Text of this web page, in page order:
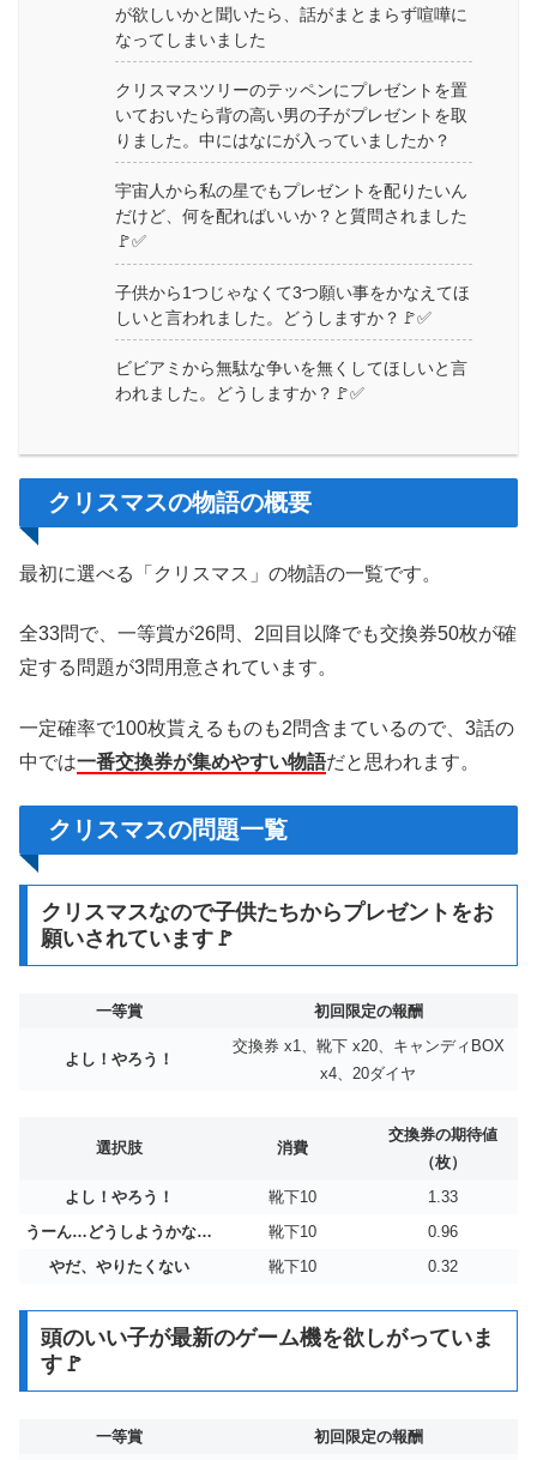
が欲しいかと聞いたら、話がまとまらず喧嘩に
なってしまいました
クリスマスツリーのテッペンにプレゼントを置
いておいたら背の高い男の子がプレゼントを取
りました。中にはなにが入っていましたか？
宇宙人から私の星でもプレゼントを配りたいん
だけど、何を配ればいいか？と質問されました
🚩✅
子供から1つじゃなくて3つ願い事をかなえてほ
しいと言われました。どうしますか？🚩✅
ビビアミから無駄な争いを無くしてほしいと言
われました。どうしますか？🚩✅
クリスマスの物語の概要
最初に選べる「クリスマス」の物語の一覧です。
全33問で、一等賞が26問、2回目以降でも交換券50枚が確
定する問題が3問用意されています。
一定確率で100枚貰えるものも2問含まているので、3話の
中では一番交換券が集めやすい物語だと思われます。
クリスマスの問題一覧
クリスマスなので子供たちからプレゼントをお
願いされています🚩
一等賞 初回限定の報酬
よし！やろう！
交換券 x1、靴下 x20、キャンディBOX
x4、20ダイヤ
選択肢 消費
交換券の期待値
（枚）
よし！やろう！
靴下10
1.33
うーん…どうしようかな…
靴下10
0.96
やだ、やりたくない
靴下10 0.32
頭のいい子が最新のゲーム機を欲しがっていま
す🚩
一等賞
初回限定の報酬